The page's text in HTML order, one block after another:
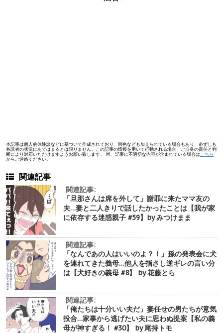
本記事は個人的体験談などに基づいて作成されており、脚色なども加えられている場合もあり、必ずしも
各読者の状況にあてはまるとは限りません。この記事の情報を用いて行動される場合、ご自身の責任と判
断により対応いただけますようお願い致します。 尚、記事に不適切な内容が含まれている場合は こちら
からご連絡ください。
関連記事
関連記事:
「旦那さんは席を外して」謝罪に来たママ友の
夫…妻と二人きりで話したかったことは【我が家
に依存する迷惑親子 #59】by みつけまま
関連記事:
「なんであの人はいいのよ？！」孫の発表会に犬
を連れてきた義母…他人を指さし逆ギレの言い分
は【犬好きの義母 #8】 by 花藤とら
関連記事:
「俺たちは十分いい夫だ」妻任せの男たちが意気
投合…家事から逃げたい夫に思わぬ提案【私の義
母が神すぎる！ #30】 by 尾持トモ